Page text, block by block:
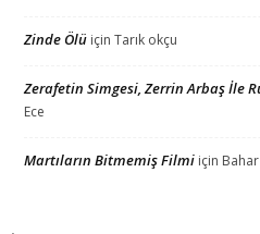
Zinde Ölü için Tarık okçu
Zerafetin Simgesi, Zerrin Arbaş İle
Ece
Martıların Bitmemiş Filmi için